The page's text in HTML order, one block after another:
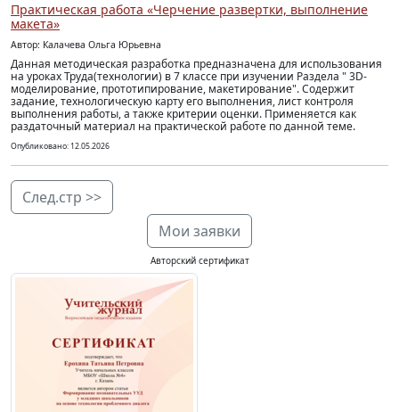
Практическая работа «Черчение развертки, выполнение
макета»
Автор: Калачева Ольга Юрьевна
Данная методическая разработка предназначена для использования
на уроках Труда(технологии) в 7 классе при изучении Раздела " 3D-
моделирование, прототипирование, макетирование". Содержит
задание, технологическую карту его выполнения, лист контроля
выполнения работы, а также критерии оценки. Применяется как
раздаточный материал на практической работе по данной теме.
Опубликовано: 12.05.2026
След.стр >>
Мои заявки
Авторский сертификат